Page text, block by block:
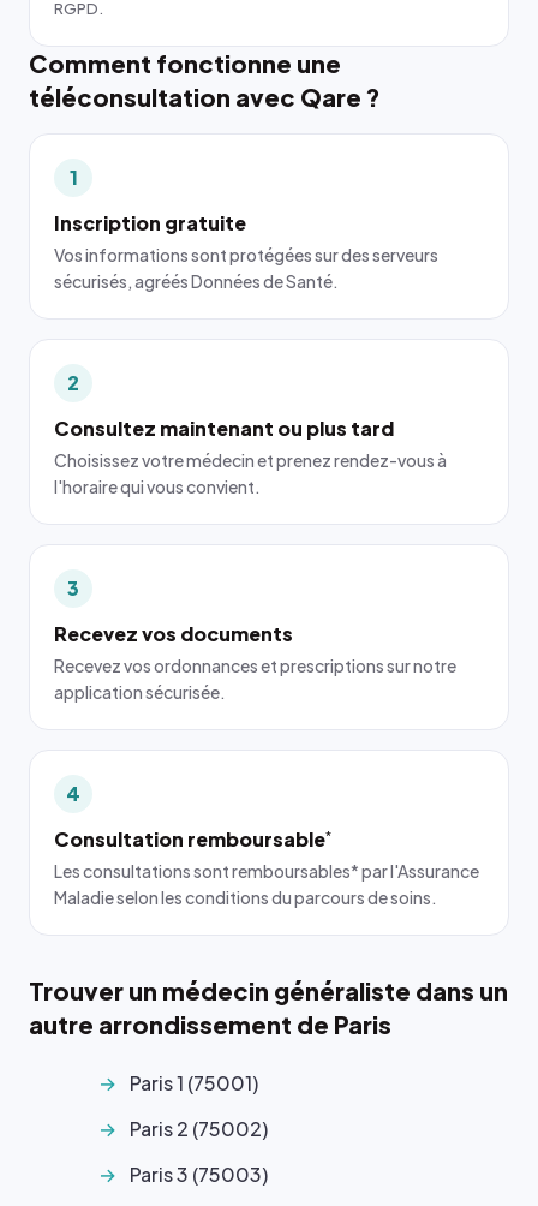
RGPD.
Comment fonctionne une
téléconsultation avec Qare ?
1
Inscription gratuite
Vos informations sont protégées sur des serveurs
sécurisés, agréés Données de Santé.
2
Consultez maintenant ou plus tard
Choisissez votre médecin et prenez rendez-vous à
l'horaire qui vous convient.
3
Recevez vos documents
Recevez vos ordonnances et prescriptions sur notre
application sécurisée.
4
Consultation remboursable*
Les consultations sont remboursables* par l'Assurance
Maladie selon les conditions du parcours de soins.
Trouver un médecin généraliste dans un
autre arrondissement de Paris
Paris 1 (75001)
Paris 2 (75002)
Paris 3 (75003)